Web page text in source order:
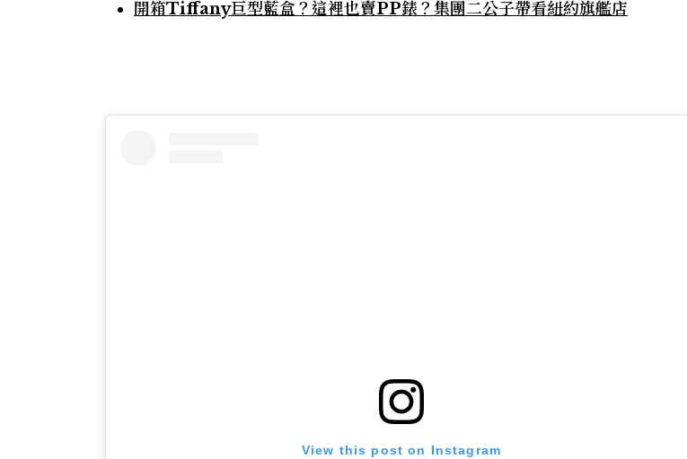
開箱Tiffany巨型藍盒？這裡也賣PP錶？集團二公子帶看紐約旗艦店
View this post on Instagram